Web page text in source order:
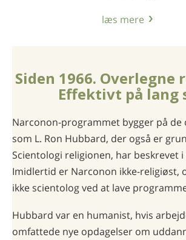
læs mere
Siden 1966. Overlegne
Effektivt på lang
Narconon-programmet bygger på de
som L. Ron Hubbard, der også er
Scientologi religionen, har beskrevet
Imidlertid er Narconon ikke-religiøst,
ikke scientolog ved at lave
Hubbard var en humanist, hvis
omfattede nye opdagelser om